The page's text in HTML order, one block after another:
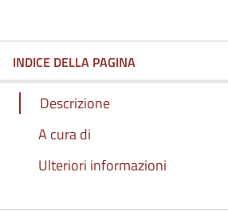
INDICE DELLA PAGINA
Descrizione
A cura di
Ulteriori informazioni